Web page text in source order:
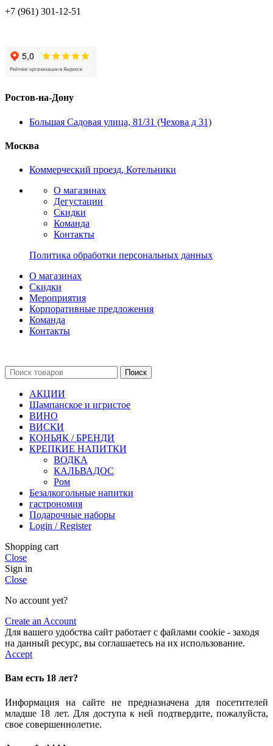
+7 (961) 301-12-51
Ростов-на-Дону
Большая Садовая улица, 81/31 (Чехова д 31)
Москва
Коммерческий проезд, Котельники
О магазинах
Дегустации
Скидки
Команда
Контакты
Политика обработки персональных данных
О магазинах
Скидки
Мероприятия
Корпоративные предложения
Команда
Контакты
Поиск
АКЦИИ
Шампанское и игристое
ВИНО
ВИСКИ
КОНЬЯК / БРЕНДИ
КРЕПКИЕ НАПИТКИ
ВОДКА
КАЛЬВАДОС
Ром
Безалкогольные напитки
гастрономия
Подарочные наборы
Login / Register
Shopping cart
Close
Sign in
Close
No account yet?
Create an Account
Для вашего удобства сайт работает с файлами cookie - заходя
на данный ресурс, вы соглашаетесь на их использование.
Accept
Вам есть 18 лет?
Информация на сайте не предназначена для посетителей
младше 18 лет. Для доступа к ней подтвердите, пожалуйста,
свое совершеннолетие.